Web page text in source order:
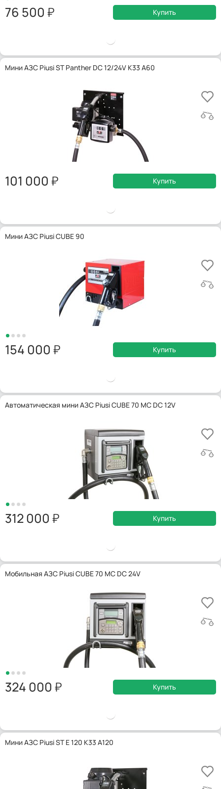
76 500 Купить
Мини АЗС Piusi ST Panther DC 12/24V K33 A60
101 000 Купить
Мини АЗС Piusi CUBE 90
154 000 Купить
Автоматическая мини АЗС Piusi CUBE 70 MC DC 12V
312 000 Купить
Мобильная АЗС Piusi CUBE 70 MC DC 24V
324 000 Купить
Мини АЗС Piusi ST E 120 K33 A120